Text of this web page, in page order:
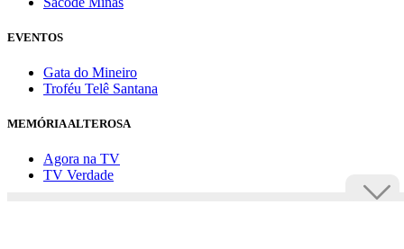
EVENTOS
Gata do Mineiro
Troféu Telê Santana
MEMÓRIA ALTEROSA
Agora na TV
TV Verdade